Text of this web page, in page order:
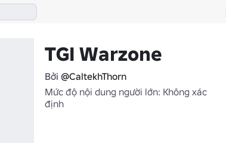
TGI Warzone
Bởi @CaltekhThorn
Mức độ nội dung người lớn: Không xác
định